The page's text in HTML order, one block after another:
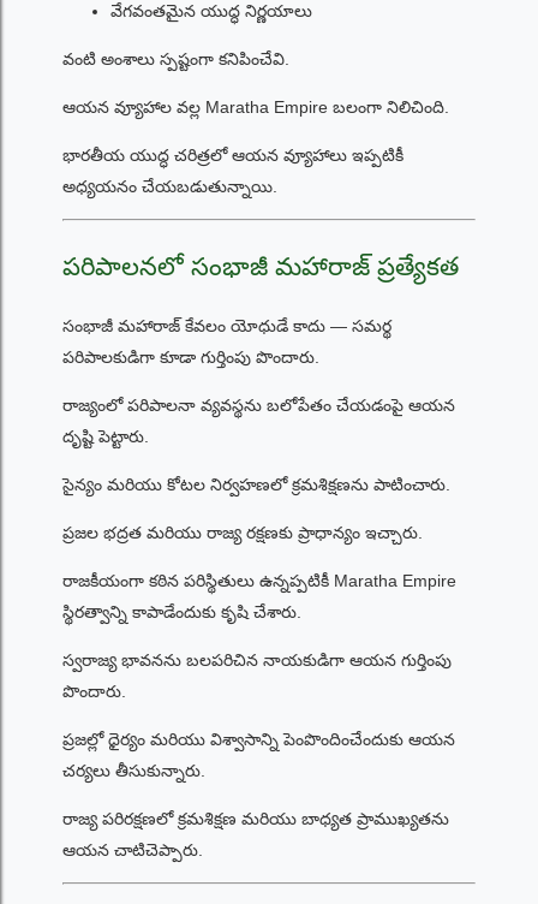
వేగవంతమైన యుద్ధ నిర్ణయాలు
వంటి అంశాలు స్పష్టంగా కనిపించేవి.
ఆయన వ్యూహాల వల్ల Maratha Empire బలంగా నిలిచింది.
భారతీయ యుద్ధ చరిత్రలో ఆయన వ్యూహాలు ఇప్పటికీ
అధ్యయనం చేయబడుతున్నాయి.
పరిపాలనలో సంభాజీ మహారాజ్ ప్రత్యేకత
సంభాజీ మహారాజ్ కేవలం యోధుడే కాదు — సమర్థ
పరిపాలకుడిగా కూడా గుర్తింపు పొందారు.
రాజ్యంలో పరిపాలనా వ్యవస్థను బలోపేతం చేయడంపై ఆయన
దృష్టి పెట్టారు.
సైన్యం మరియు కోటల నిర్వహణలో క్రమశిక్షణను పాటించారు.
ప్రజల భద్రత మరియు రాజ్య రక్షణకు ప్రాధాన్యం ఇచ్చారు.
రాజకీయంగా కఠిన పరిస్థితులు ఉన్నప్పటికీ Maratha Empire
స్థిరత్వాన్ని కాపాడేందుకు కృషి చేశారు.
స్వరాజ్య భావనను బలపరిచిన నాయకుడిగా ఆయన గుర్తింపు
పొందారు.
ప్రజల్లో ధైర్యం మరియు విశ్వాసాన్ని పెంపొందించేందుకు ఆయన
చర్యలు తీసుకున్నారు.
రాజ్య పరిరక్షణలో క్రమశిక్షణ మరియు బాధ్యత ప్రాముఖ్యతను
ఆయన చాటిచెప్పారు.